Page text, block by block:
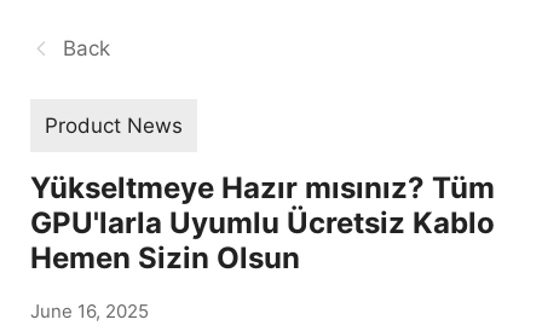
Back
Product News
Yükseltmeye Hazır mısınız? Tüm
GPU'larla Uyumlu Ücretsiz Kablo
Hemen Sizin Olsun
June 16, 2025